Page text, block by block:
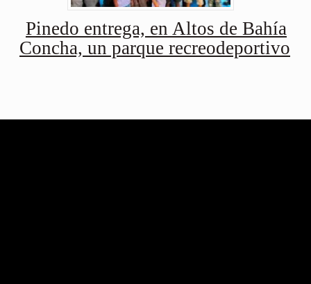
Pinedo entrega, en Altos de Bahía
Concha, un parque recreodeportivo